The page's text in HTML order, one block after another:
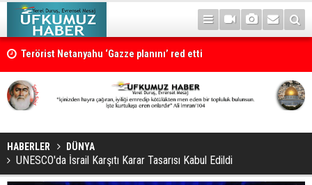
Terörist Netanyahu ‘Gazze planını’ red etti
HABERLER DÜNYA
UNESCO'da İsrail Karşıtı Karar Tasarısı Kabul Edildi